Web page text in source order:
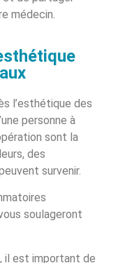
médecin.
l’esthétique des
personne à
sont la
des
survenir.
soulageront
il est important de